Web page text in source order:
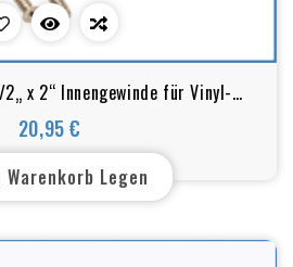
x 2“ Innengewinde für Vinyl-
grau
20,95 €
Preis
Warenkorb Legen